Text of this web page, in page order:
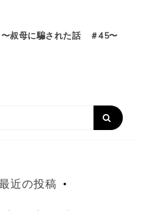
叔母に騙された話 ＃45〜
近の投稿